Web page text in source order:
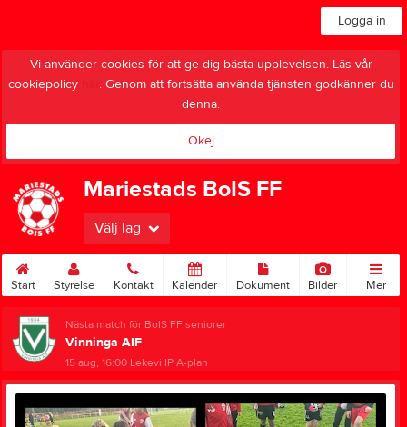
Logga in
Vi använder cookies för att ge dig bästa upplevelsen. Läs vår
cookiepolicy
. Genom att fortsätta använda tjänsten godkänner du
denna.
Okej
Mariestads BoIS FF
Välj lag
Start Styrelse Kontakt Kalender Dokument Bilder Mer
Nästa match för BoIS FF seniorer
Vinninga AIF
15 aug, 16:00 Lekevi IP A-plan